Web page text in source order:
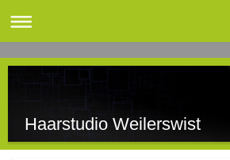
Haarstudio Weilerswist